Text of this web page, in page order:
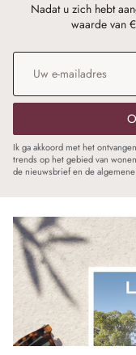
Nadat u zich hebt
waarde van
E-mailadres
Ik ga akkoord met het
trends op het gebied van
de nieuwsbrief en de